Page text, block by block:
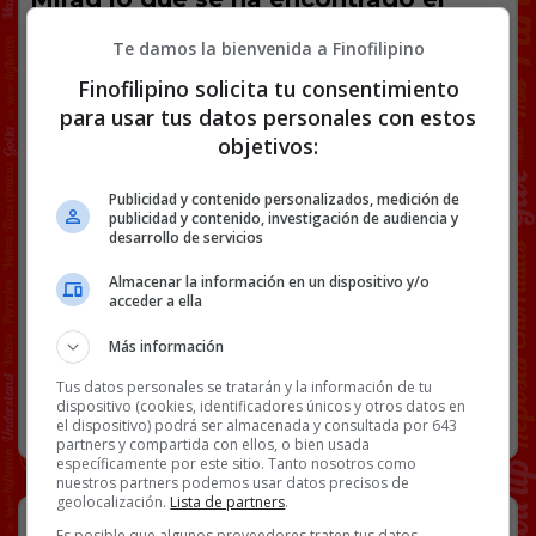
Gijón…
Facebook
Twitter
WhatsApp
Gmail
Copy
Link
RANDOM 26 NOVIEMBRE, 2021
“Esto me recuerda al día que olvidé
Te damos la bienvenida a Finofilipino
Finofilipino solicita tu consentimiento
para usar tus datos personales con estos
objetivos:
Publicidad y contenido personalizados, medición de
publicidad y contenido, investigación de audiencia y
desarrollo de servicios
Almacenar la información en un dispositivo y/o
acceder a ella
Más información
Tus datos personales se tratarán y la información de tu
dispositivo (cookies, identificadores únicos y otros datos en
el dispositivo) podrá ser almacenada y consultada por 643
partners y compartida con ellos, o bien usada
específicamente por este sitio. Tanto nosotros como
nuestros partners podemos usar datos precisos de
geolocalización. Lista de partners.